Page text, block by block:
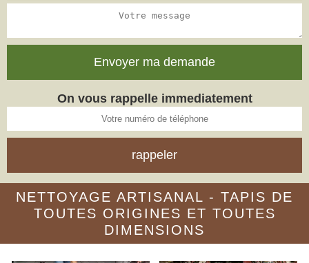
On vous rappelle immediatement
NETTOYAGE ARTISANAL - TAPIS DE
TOUTES ORIGINES ET TOUTES
DIMENSIONS